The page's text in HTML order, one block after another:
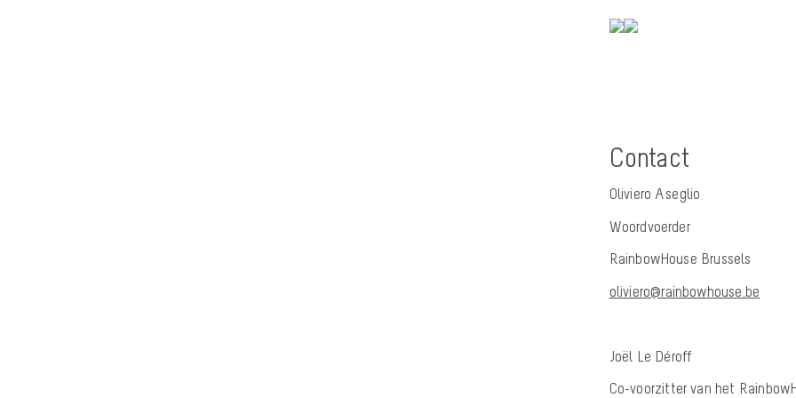
Contact
Oliviero Aseglio
Woordvoerder
RainbowHouse Brussels
oliviero@rainbowhouse.be
Joël Le Déroff
Co-voorzitter van het